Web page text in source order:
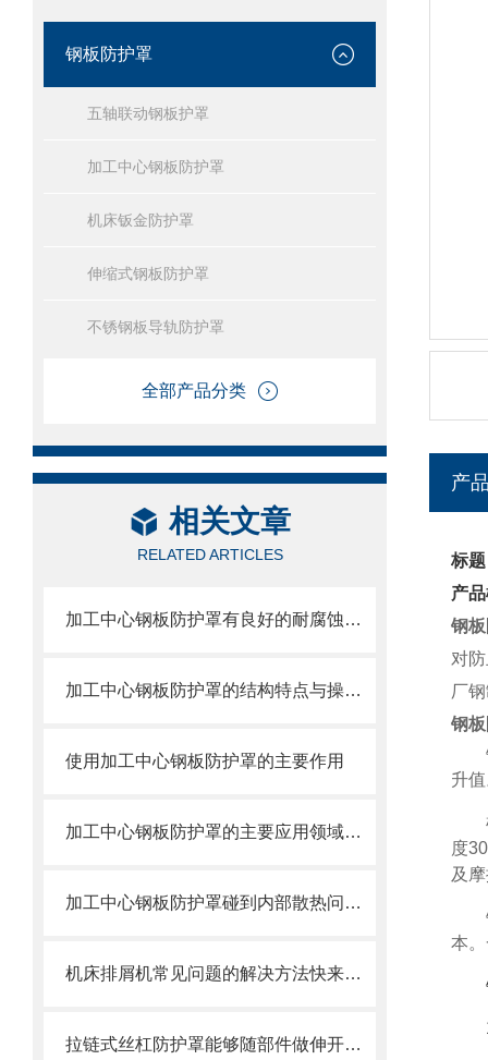
钢板防护罩
五轴联动钢板护罩
加工中心钢板防护罩
机床钣金防护罩
伸缩式钢板防护罩
不锈钢板导轨防护罩
全部产品分类
相关文章
RELATED ARTICLES
加工中心钢板防护罩有良好的耐腐蚀性，能在各种环境下长时间使用
加工中心钢板防护罩的结构特点与操作维护方式
使用加工中心钢板防护罩的主要作用
加工中心钢板防护罩的主要应用领域和产品的主要特性
加工中心钢板防护罩碰到内部散热问题改怎么办？这篇文章告诉你
机床排屑机常见问题的解决方法快来看看吧！
拉链式丝杠防护罩能够随部件做伸开或压缩运动
产
标
产
钢
对
厂
钢
升
度
及
本